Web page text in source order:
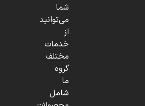
شما
می‌توانید
از
خدمات
مختلف
گروه
ما
شامل